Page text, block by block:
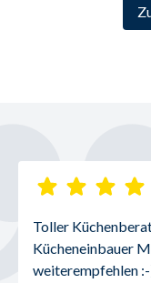
Toller
Kücheneinbauer
weiterempfehlen